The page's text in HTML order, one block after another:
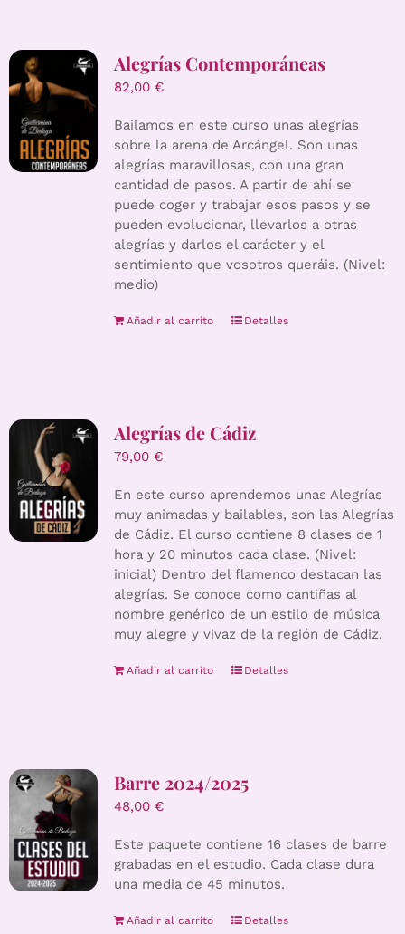
Alegrías Contemporáneas
82,00 €
Bailamos en este curso unas alegrías
sobre la arena de Arcángel. Son unas
alegrías maravillosas, con una gran
cantidad de pasos. A partir de ahí se
puede coger y trabajar esos pasos y se
pueden evolucionar, llevarlos a otras
alegrías y darlos el carácter y el
sentimiento que vosotros queráis. (Nivel:
medio)
Añadir al carrito Detalles
Alegrías de Cádiz
79,00 €
En este curso aprendemos unas Alegrías
muy animadas y bailables, son las Alegrías
de Cádiz. El curso contiene 8 clases de 1
hora y 20 minutos cada clase. (Nivel:
inicial) Dentro del flamenco destacan las
alegrías. Se conoce como cantiñas al
nombre genérico de un estilo de música
muy alegre y vivaz de la región de Cádiz.
Añadir al carrito Detalles
Barre 2024/2025
48,00 €
Este paquete contiene 16 clases de barre
grabadas en el estudio. Cada clase dura
una media de 45 minutos.
Añadir al carrito Detalles